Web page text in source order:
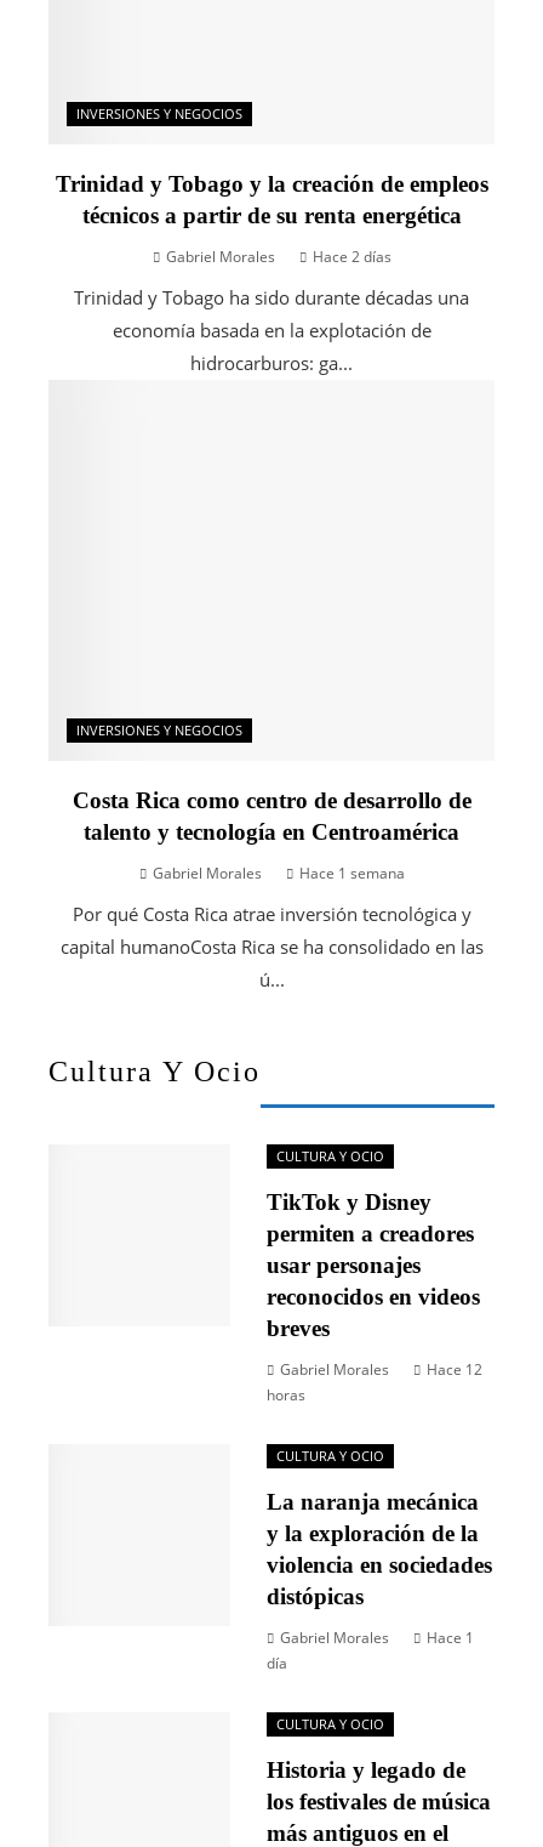
INVERSIONES Y NEGOCIOS
Trinidad y Tobago y la creación de empleos
técnicos a partir de su renta energética
Gabriel Morales Hace 2 días
Trinidad y Tobago ha sido durante décadas una
economía basada en la explotación de
hidrocarburos: ga...
INVERSIONES Y NEGOCIOS
Costa Rica como centro de desarrollo de
talento y tecnología en Centroamérica
Gabriel Morales Hace 1 semana
Por qué Costa Rica atrae inversión tecnológica y
capital humanoCosta Rica se ha consolidado en las
ú...
Cultura Y Ocio
CULTURA Y OCIO
TikTok y Disney
permiten a creadores
usar personajes
reconocidos en videos
breves
Gabriel Morales
Hace 12
horas
CULTURA Y OCIO
La naranja mecánica
y la exploración de la
violencia en sociedades
distópicas
Gabriel Morales
Hace 1
día
CULTURA Y OCIO
Historia y legado de
los festivales de música
más antiguos en el